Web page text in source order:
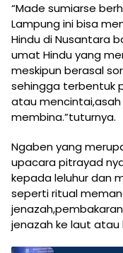
“Made sumiarse
Lampung ini bisa
Hindu di Nusantara
umat Hindu yang
meskipun berasal
sehingga terbentuk
atau
membina.”tuturnya.
Ngaben yang
upacara pitrayad
kepada leluhur dan
seperti ritual
jenazah ke laut atau